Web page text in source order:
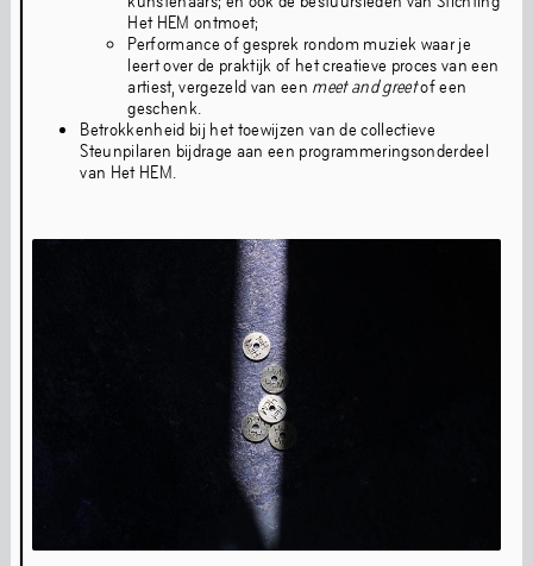
Over
Het HEM is een nieuw huis voor eigentijdse cultuur in een
voormalige kogelfabriek.
Steun
Word Steunpilaar
Nieuws
Het HEM ontmoet;
Performance of gesprek rondom muziek waar je
leert over de praktijk of het creatieve proces van een
artiest, vergezeld van een meet and greetof een
geschenk.
Betrokkenheid bij het toewijzen van de collectieve
Steunpilaren bijdrage aan een programmeringsonderdeel
van Het HEM.